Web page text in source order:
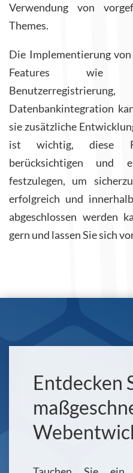
Verwendung von
Themes.
Die Implementierung
Features wie E-
Datenbankintegration
sie zusätzliche
ist wichtig, diese
berücksichtigen und
festzulegen, um
erfolgreich und
abgeschlossen werden
gern und lassen Sie sich
Entdecken